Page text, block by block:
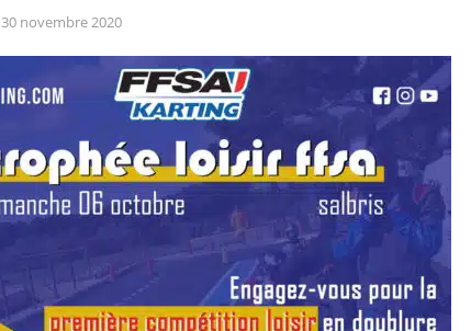
30 novembre 2020